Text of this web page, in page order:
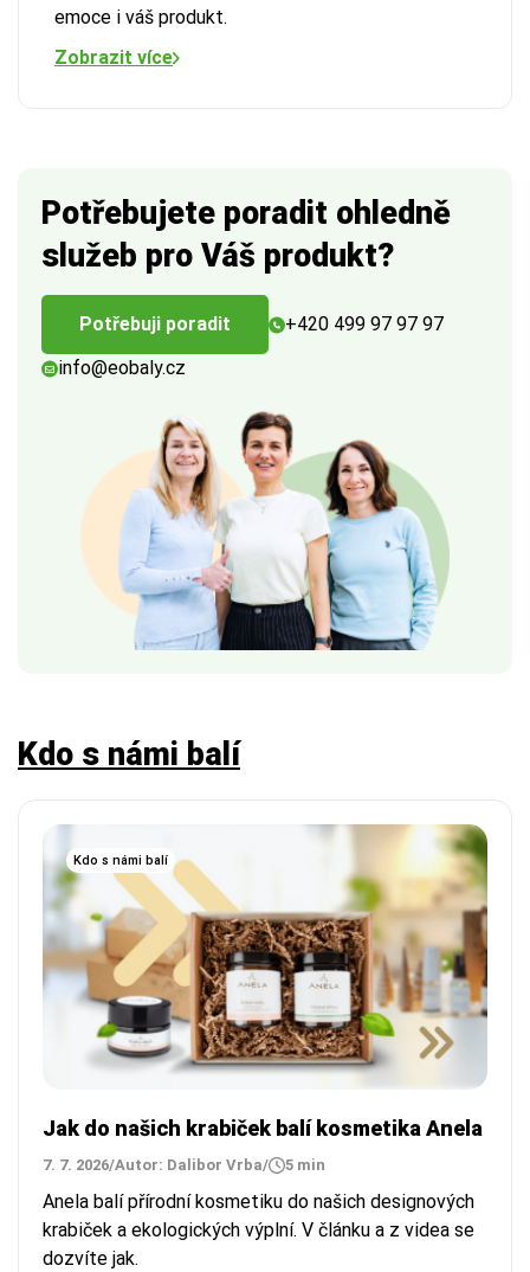
emoce i váš produkt.
Zobrazit více
Potřebujete poradit ohledně
služeb pro Váš produkt?
Potřebuji poradit
+420 499 97 97 97
info@eobaly.cz
Kdo s námi balí
Kdo s námi balí
Jak do našich krabiček balí kosmetika Anela
7. 7. 2026/Autor: Dalibor Vrba/ 5 min
Anela balí přírodní kosmetiku do našich designových
krabiček a ekologických výplní. V článku a z videa se
dozvíte jak.